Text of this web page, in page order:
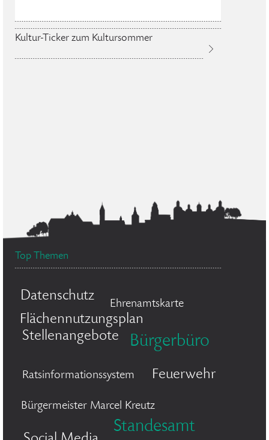
Kultur-Ticker zum Kultursommer
Top Themen
Datenschutz
Ehrenamtskarte
Flächennutzungsplan
Stellenangebote
Bürgerbüro
Ratsinformationssystem Feuerwehr
Bürgermeister Marcel Kreutz
Standesamt